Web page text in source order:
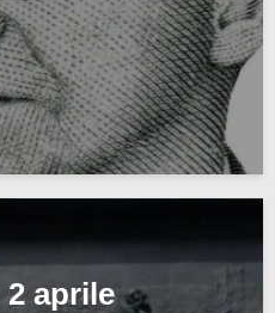
aprile